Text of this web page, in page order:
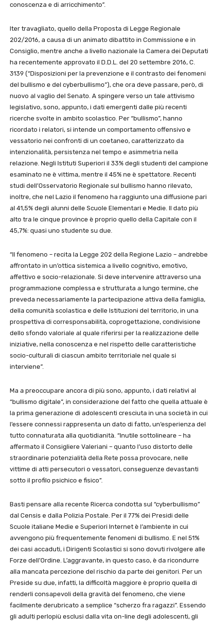
conoscenza e di arricchimento”.
Iter travagliato, quello della Proposta di Legge Regionale
202/2016, a causa di un animato dibattito in Commissione e in
Consiglio, mentre anche a livello nazionale la Camera dei Deputati
ha recentemente approvato il D.D.L. del 20 settembre 2016, C.
3139 (“Disposizioni per la prevenzione e il contrasto dei fenomeni
del bullismo e del cyberbullismo”), che ora deve passare, però, di
nuovo al vaglio del Senato. A spingere verso un tale attivismo
legislativo, sono, appunto, i dati emergenti dalle più recenti
ricerche svolte in ambito scolastico. Per “bullismo”, hanno
ricordato i relatori, si intende un comportamento offensivo e
vessatorio nei confronti di un coetaneo, caratterizzato da
intenzionalità, persistenza nel tempo e asimmetria nella
relazione. Negli Istituti Superiori il 33% degli studenti del campione
esaminato ne è vittima, mentre il 45% ne è spettatore. Recenti
studi dell’Osservatorio Regionale sul bullismo hanno rilevato,
inoltre, che nel Lazio il fenomeno ha raggiunto una diffusione pari
al 41,5% degli alunni delle Scuole Elementari e Medie. Il dato più
alto tra le cinque province è proprio quello della Capitale con il
45,7%: quasi uno studente su due.
“Il fenomeno – recita la Legge 202 della Regione Lazio – andrebbe
affrontato in un’ottica sistemica a livello cognitivo, emotivo,
affettivo e socio-relazionale. Si deve intervenire attraverso una
programmazione complessa e strutturata a lungo termine, che
preveda necessariamente la partecipazione attiva della famiglia,
della comunità scolastica e delle Istituzioni del territorio, in una
prospettiva di corresponsabilità, coprogettazione, condivisione
dello sfondo valoriale al quale riferirsi per la realizzazione delle
iniziative, nella conoscenza e nel rispetto delle caratteristiche
socio-culturali di ciascun ambito territoriale nel quale si
interviene”.
Ma a preoccupare ancora di più sono, appunto, i dati relativi al
“bullismo digitale”, in considerazione del fatto che quella attuale è
la prima generazione di adolescenti cresciuta in una società in cui
l’essere connessi rappresenta un dato di fatto, un’esperienza del
tutto connaturata alla quotidianità. “Inutile sottolineare – ha
affermato il Consigliere Valeriani – quanto l’uso distorto delle
straordinarie potenzialità della Rete possa provocare, nelle
vittime di atti persecutori o vessatori, conseguenze devastanti
sotto il profilo psichico e fisico”.
Basti pensare alla recente Ricerca condotta sul “cyberbullismo”
dal Censis e dalla Polizia Postale. Per il 77% dei Presidi delle
Scuole italiane Medie e Superiori Internet è l’ambiente in cui
avvengono più frequentemente fenomeni di bullismo. E nel 51%
dei casi accaduti, i Dirigenti Scolastici si sono dovuti rivolgere alle
Forze dell’Ordine. L’aggravante, in questo caso, è da ricondurre
alla mancata percezione del rischio da parte dei genitori. Per un
Preside su due, infatti, la difficoltà maggiore è proprio quella di
renderli consapevoli della gravità del fenomeno, che viene
facilmente derubricato a semplice “scherzo fra ragazzi”. Essendo
gli adulti perlopiù esclusi dalla vita on-line degli adolescenti, gli